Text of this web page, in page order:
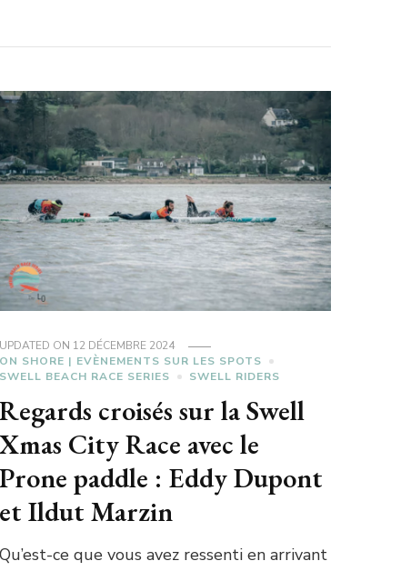
UPDATED ON 12 DÉCEMBRE 2024
ON SHORE | EVÈNEMENTS SUR LES SPOTS
SWELL BEACH RACE SERIES
SWELL RIDERS
Regards croisés sur la Swell
City Race avec le
Prone paddle : Eddy Dupont
et Ildut Marzin
Qu’est-ce que vous avez ressenti en arrivant